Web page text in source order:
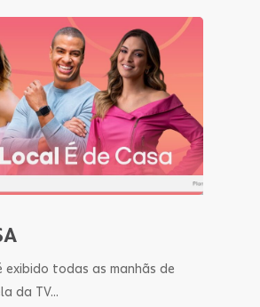
exibido todas as manhãs de
da TV…